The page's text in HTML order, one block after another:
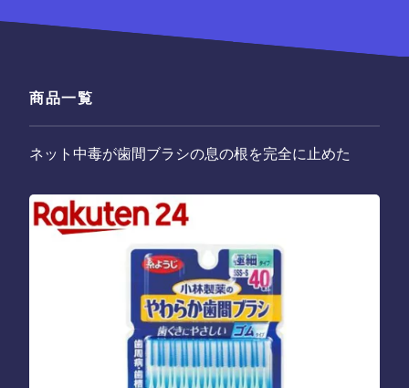
商品一覧
ネット中毒が歯間ブラシの息の根を完全に止めた